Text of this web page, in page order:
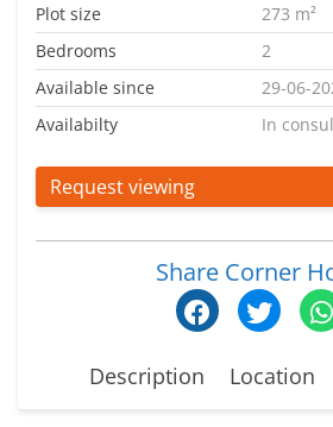
Plot size
273 m²
Bedrooms
2
Available since
29-06-
Availabilty
In
Request viewing
Share Corner
Description Location